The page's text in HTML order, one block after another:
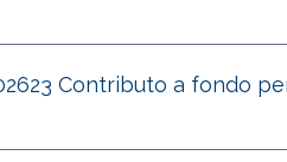
Contributo a fondo